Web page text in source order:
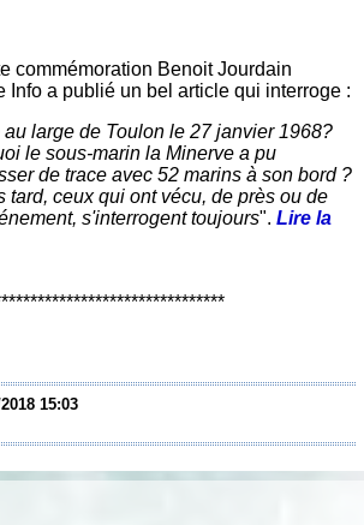
commémoration Benoit Jourdain
Info a publié un bel article qui interroge :
large de Toulon le 27 janvier 1968?
le sous-marin la Minerve a pu
de trace avec 52 marins à son bord ?
tard, ceux qui ont vécu, de près ou de
s'interrogent toujours". Lire la
15:03